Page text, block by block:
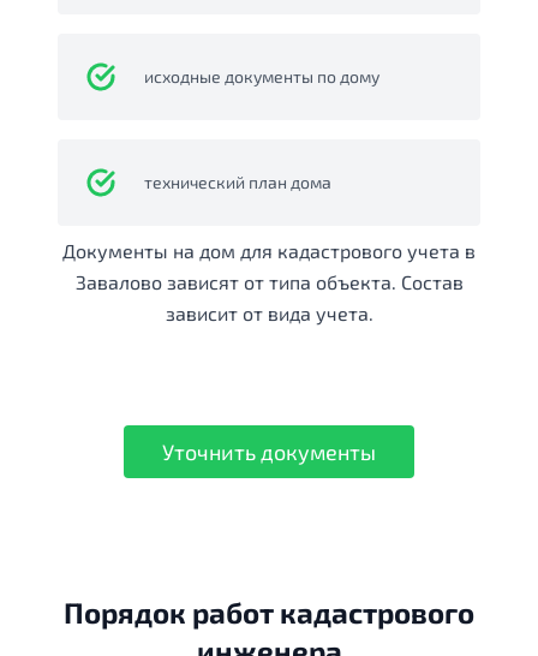
исходные документы по дому
технический план дома
Документы на дом для кадастрового учета в
Завалово зависят от типа объекта. Состав
зависит от вида учета.
Уточнить документы
Порядок работ кадастрового